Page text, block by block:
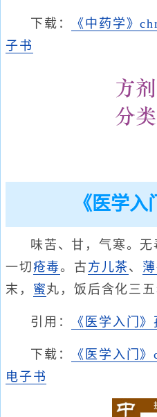
下载： 《中药学》
子书
《医学
味苦、甘，气寒。无
一切疮毒。古 方儿茶、
末， 蜜丸，饭后含化三
引用： 《医学入门
下载： 《医学入门
电子书